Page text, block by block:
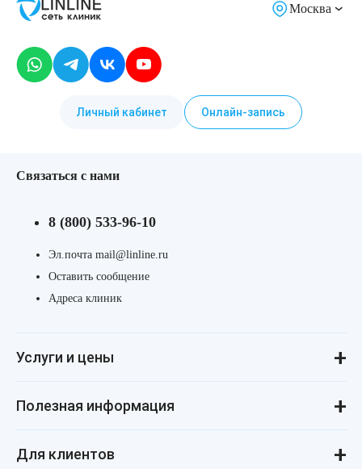
Москва
Личный кабинет Онлайн-запись
Связаться с нами
8 (800) 533-96-10
Эл.почта mail@linline.ru
Оставить сообщение
Адреса клиник
Услуги и цены
Консультации
Уход за лицом и телом
Лечение алопеции
ДНК-тестирование
Процедуры для детей
Маникюр и педикюр
Полезная информация
Реальные истории
Для клиентов